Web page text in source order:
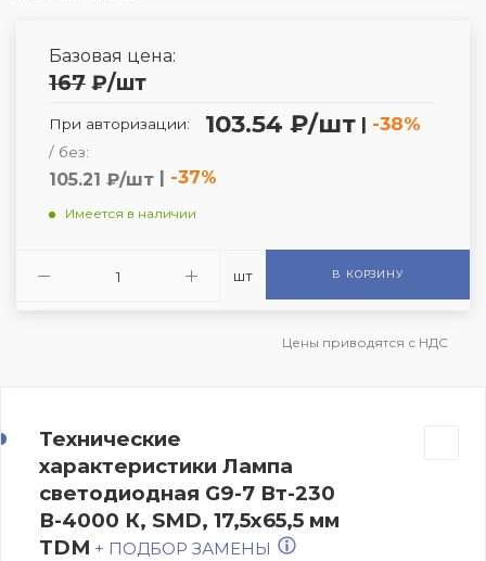
Базовая цена:
167 ₽/шт
При авторизации: 103.54 ₽/шт | -38%
/ без:
105.21 ₽/шт | -37%
Имеется в наличии
шт В КОРЗИНУ
Цены приводятся с НДС
Технические
характеристики Лампа
светодиодная G9-7 Вт-230
В-4000 К, SMD, 17,5x65,5 мм
TDM + ПОДБОР ЗАМЕНЫ